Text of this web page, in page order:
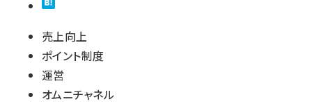
売上向上
ポイント制度
運営
オムニチャネル